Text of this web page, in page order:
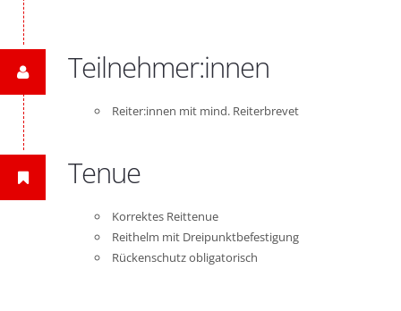
Teilnehmer:innen
Reiter:innen mit mind. Reiterbrevet
Tenue
Korrektes Reittenue
Reithelm mit Dreipunktbefestigung
Rückenschutz obligatorisch